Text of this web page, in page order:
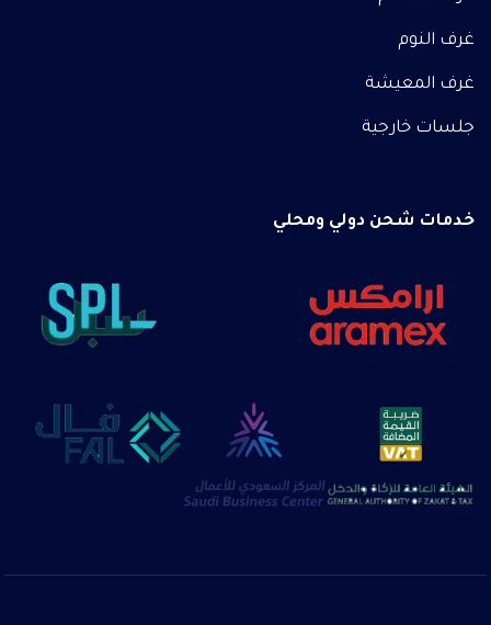
غرف النوم
غرف المعيشة
جلسات خارجية
خدمات شحن دولي ومحلي